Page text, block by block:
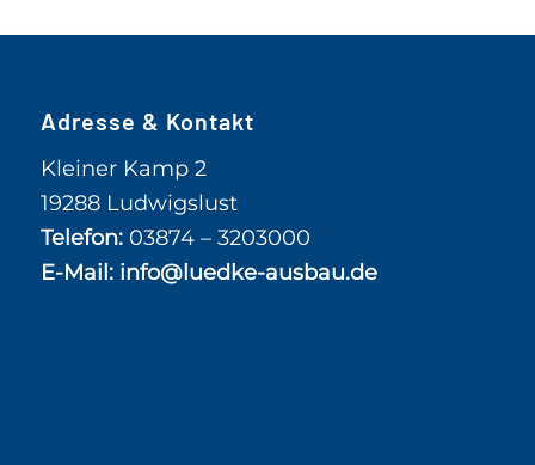
Adresse & Kontakt
Kleiner Kamp 2
19288 Ludwigslust
Telefon:03874 – 3203000
E-Mail: info@luedke-ausbau.de